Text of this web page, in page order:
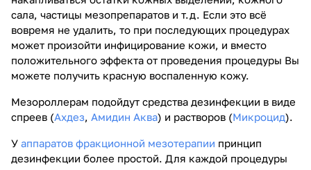
сала, частицы мезопрепаратов и т.д. Если это всё
вовремя не удалить, то при последующих процедурах
может произойти инфицирование кожи, и вместо
положительного эффекта от проведения процедуры Вы
можете получить красную воспаленную кожу.
Мезороллерам подойдут средства дезинфекции в виде
спреев (Ахдез, Амидин Аква) и растворов (Микроцид).
У аппаратов фракционной мезотерапии принцип
дезинфекции более простой. Для каждой процедуры